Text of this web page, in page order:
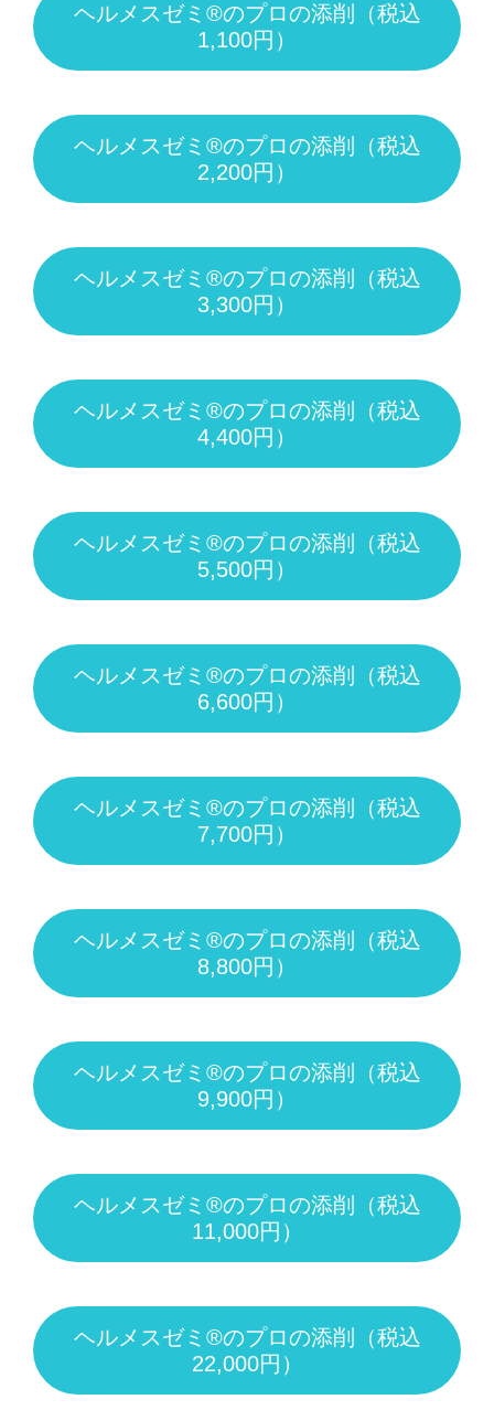
ヘルメスゼミ®のプロの添削（税込
1,100円）
ヘルメスゼミ®のプロの添削（税込
2,200円）
ヘルメスゼミ®のプロの添削（税込
3,300円）
ヘルメスゼミ®のプロの添削（税込
4,400円）
ヘルメスゼミ®のプロの添削（税込
5,500円）
ヘルメスゼミ®のプロの添削（税込
6,600円）
ヘルメスゼミ®のプロの添削（税込
7,700円）
ヘルメスゼミ®のプロの添削（税込
8,800円）
ヘルメスゼミ®のプロの添削（税込
9,900円）
ヘルメスゼミ®のプロの添削（税込
11,000円）
ヘルメスゼミ®のプロの添削（税込
22,000円）